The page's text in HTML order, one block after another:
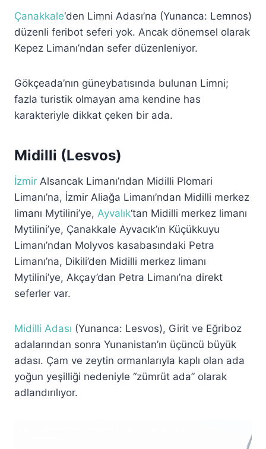
Çanakkale‘den Limni Adası’na (Yunanca: Lemnos)
düzenli feribot seferi yok. Ancak dönemsel olarak
Kepez Limanı’ndan sefer düzenleniyor.
Gökçeada’nın güneybatısında bulunan Limni;
fazla turistik olmayan ama kendine has
karakteriyle dikkat çeken bir ada.
Midilli (Lesvos)
İzmir Alsancak Limanı’ndan Midilli Plomari
Limanı’na, İzmir Aliağa Limanı’ndan Midilli merkez
limanı Mytilini’ye, Ayvalık‘tan Midilli merkez limanı
Mytilini’ye, Çanakkale Ayvacık’ın Küçükkuyu
Limanı’ndan Molyvos kasabasındaki Petra
Limanı’na, Dikili’den Midilli merkez limanı
Mytilini’ye, Akçay’dan Petra Limanı’na direkt
seferler var.
Midilli Adası (Yunanca: Lesvos), Girit ve Eğriboz
adalarından sonra Yunanistan’ın üçüncü büyük
adası. Çam ve zeytin ormanlarıyla kaplı olan ada
yoğun yeşilliği nedeniyle “zümrüt ada” olarak
adlandırılıyor.